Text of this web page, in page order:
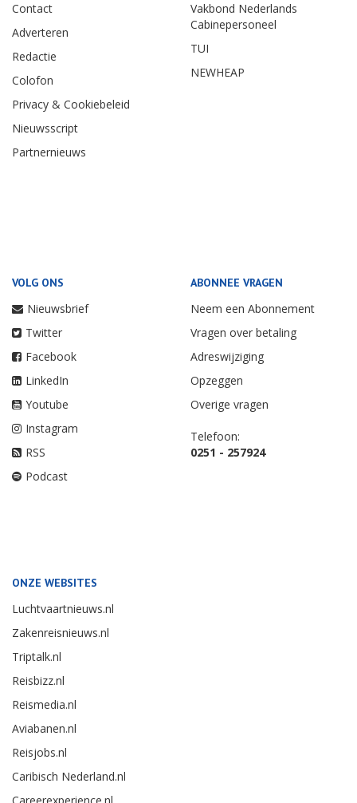
Contact
Adverteren
Redactie
Colofon
Privacy & Cookiebeleid
Nieuwsscript
Partnernieuws
Vakbond Nederlands
Cabinepersoneel
TUI
NEWHEAP
VOLG ONS
Nieuwsbrief
Twitter
Facebook
LinkedIn
Youtube
Instagram
RSS
Podcast
ABONNEE VRAGEN
Neem een Abonnement
Vragen over betaling
Adreswijziging
Opzeggen
Overige vragen
Telefoon:
0251 - 257924
ONZE WEBSITES
Luchtvaartnieuws.nl
Zakenreisnieuws.nl
Triptalk.nl
Reisbizz.nl
Reismedia.nl
Aviabanen.nl
Reisjobs.nl
Caribisch Nederland.nl